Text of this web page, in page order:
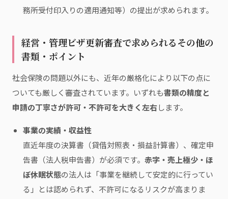
務所受付印入りの適用通知等）の提出が求められます。
経営・管理ビザ更新審査で求められるその他の
書類・ポイント
社会保険の問題以外にも、近年の厳格化により以下の点に
ついても厳しく審査されています。いずれも書類の精度と
申請の丁寧さが許可・不許可を大きく左右します。
事業の実績・収益性
直近年度の決算書（貸借対照表・損益計算書）、確定申
告書（法人税申告書）が必須です。 赤字・売上極少・ほ
ぼ休眠状態の法人は「事業を継続して安定的に行ってい
る」とは認められず、不許可になるリスクが高まりま